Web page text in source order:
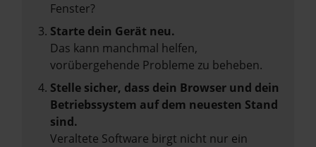
Fenster?
Starte dein Gerät neu.
Das kann manchmal helfen,
vorübergehende Probleme zu beheben.
Stelle sicher, dass dein Browser und dein
Betriebssystem auf dem neuesten Stand
sind.
Veraltete Software birgt nicht nur ein